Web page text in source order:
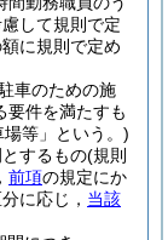
して規則で定
に規則で定め
車のための施
要件を満たすも
等」という。)
するもの(規則
前項の規定にか
に応じ， 当該